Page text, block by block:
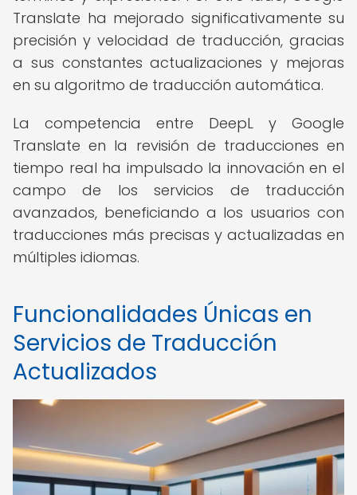
Translate ha mejorado significativamente su
precisión y velocidad de traducción, gracias
a sus constantes actualizaciones y mejoras
en su algoritmo de traducción automática.
La competencia entre DeepL y Google
Translate en la revisión de traducciones en
tiempo real ha impulsado la innovación en el
campo de los servicios de traducción
avanzados, beneficiando a los usuarios con
traducciones más precisas y actualizadas en
múltiples idiomas.
Funcionalidades Únicas en
Servicios de Traducción
Actualizados